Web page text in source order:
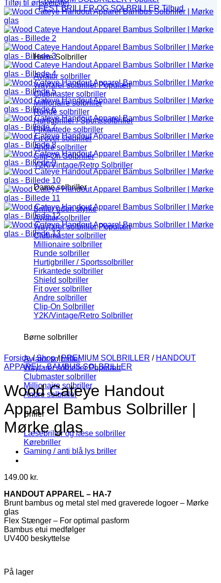
FEST BRILLER OG SOLBRILLER
Herre Solbriller
Aviator solbriller
Wayfarer solbriller
Clubmaster solbriller
Millionaire solbriller
Runde solbriller
Hurtigbriller / Sportssolbriller
Firkantede solbriller
Fit over solbriller
Andre solbriller
Clip-On Solbriller
Y2K/Vintage/Retro Solbriller
Dame solbriller
Briller uden styrke
Aviator solbriller
Wayfarer solbriller
Clubmaster solbriller
Millionaire solbriller
Runde solbriller
Hurtigbriller / Sportssolbriller
Firkantede solbriller
Shield solbriller
Fit over solbriller
Andre solbriller
Clip-On Solbriller
Y2K/Vintage/Retro Solbriller
Børne solbriller
Aviator solbriller
Wayfarer solbriller
Clubmaster solbriller
Millionaire solbriller
Andre solbriller
Briller
Læsebriller og læse solbriller
Kørebriller
Gaming / anti blå lys briller
Tilføj til ønskeliste!
Forside / Shop / PREMIUM SOLBRILLER / HANDOUT
APPAREL - BAMBUS SOLBRILLER
Wood Cateye Handout
Apparel Bambus Solbriller |
Mørke glas
149.00 kr.
HANDOUT APPAREL – HA-7
Brunt bambus og metal stel med graverede logoer – Mørke
glas
Flex Stænger – For optimal pasform
Bambus etui medfølger
UV400 beskyttelse
På lager